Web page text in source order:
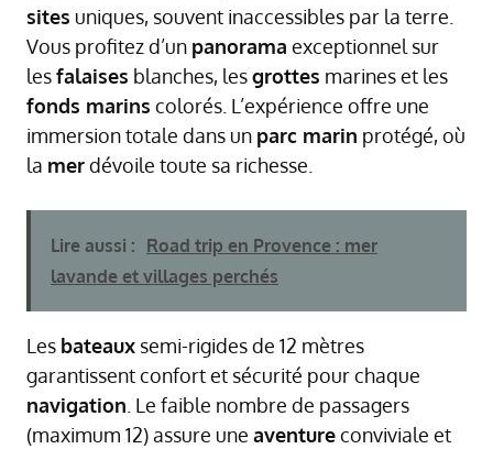
sites uniques, souvent inaccessibles par la terre.
Vous profitez d’un panorama exceptionnel sur
lesfalaises blanches, lesgrottes marines et les
fonds marins colorés. L’expérience offre une
immersion totale dans un parc marin protégé, où
la merdévoile toute sa richesse.
Lire aussi : Road trip en Provence : mer
lavande et villages perchés
Les bateaux semi-rigides de 12 mètres
garantissent confort et sécurité pour chaque
navigation . Le faible nombre de passagers
(maximum 12) assure une aventureconviviale et